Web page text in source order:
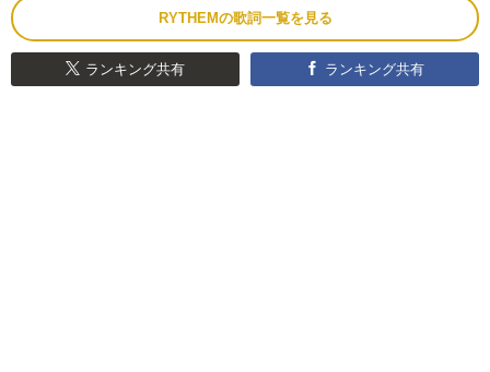
RYTHEMの歌詞一覧を見る
ランキング共有 ランキング共有